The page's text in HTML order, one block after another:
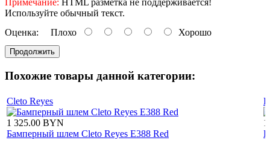
Примечание: HTML разметка не поддерживается!
Используйте обычный текст.
Оценка: Плохо Хорошо
Продолжить
Похожие товары данной категории:
Cleto Reyes
1 325.00 BYN
Бамперный шлем Cleto Reyes E388 Red